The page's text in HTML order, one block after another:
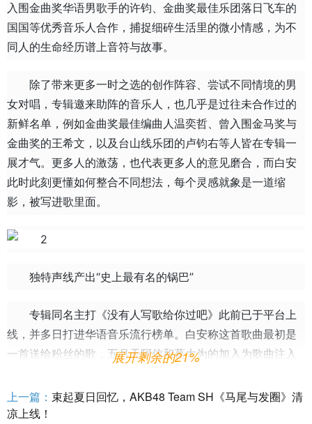
入围金曲奖华语男歌手的许钧、金曲奖最佳乐团落日飞车的
国国等优秀音乐人合作，捕捉细碎生活里的微小情感，为不
同人的生命经历谱上音符与故事。
除了带来更多一时之选的创作阵容、尝试不同情境的男
女对唱，专辑邀来助阵的音乐人，也几乎是过往未合作过的
新鲜名单，例如金曲奖最佳编曲人温奕哲、曾入围金马奖与
金曲奖的王希文，以及台山线乐团的卢钧右等人皆在专辑一
展才气。更多人的激荡，也代表更多人的意见磨合，而白安
此时此刻更懂如何整合不同想法，每个灵感就象是一道缩
影，被写进歌里面。
独特声线产出“史上最有名的锅巴”
专辑同名主打《没有人写歌给你过吧》此前已于平台上
线，并多日打进华语音乐流行榜单。白安称这首歌曲最初是
一首送给粉丝的歌，五月天阿信和葛大为的加入为歌曲注入
主角陈昊森参演，两人共同诠释了在暗恋时内心的雀跃、期
待与犹豫的情感，复刻了藏在心底的暗恋故事。白安独特的
展开剩余的21%
上一篇： 束起夏日回忆，AKB48 Team SH《马尾与发圈》清
凉上线！